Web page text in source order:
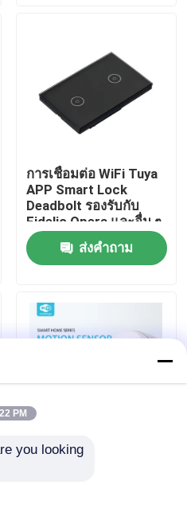
การเชื่อมต่อ WiFi Tuya
APP Smart Lock
Deadbolt รองรับกับ
Fidelio Opera และอื่น ๆ
การควบคุมการเข้าถึงที่
ปลอดภัย ส่งคำถาม
เหมาะสมอย่างกว้าง
PM
you looking